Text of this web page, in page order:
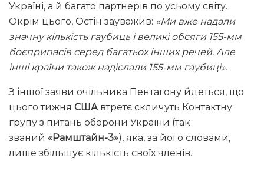
Україні, а й багато партнерів по усьому світу.
Окрім цього, Остін зауважив: «Ми вже надали
значну кількість гаубиць і великі обсяги 155-мм
боєприпасів серед багатьох інших речей. Але
інші країни також надіслали 155-мм гаубиці».
З іншої заяви очільника Пентагону йдеться, що
цього тижня СШАвтретє скличуть Контактну
групу з питань оборони України (так
званий «Рамштайн-3»), яка, за його словами,
лише збільшує кількість своїх членів.